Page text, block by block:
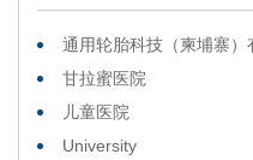
通用轮胎科技（柬埔寨）
甘拉蜜医院
儿童医院
University